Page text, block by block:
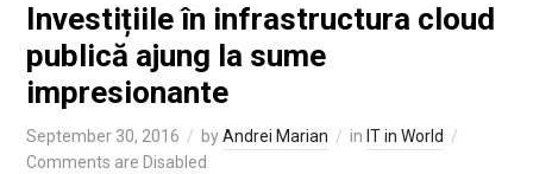
Investițiile în infrastructura cloud
publică ajung la sume
impresionante
September 30, 2016 byAndrei Marian in IT in World
Comments are Disabled